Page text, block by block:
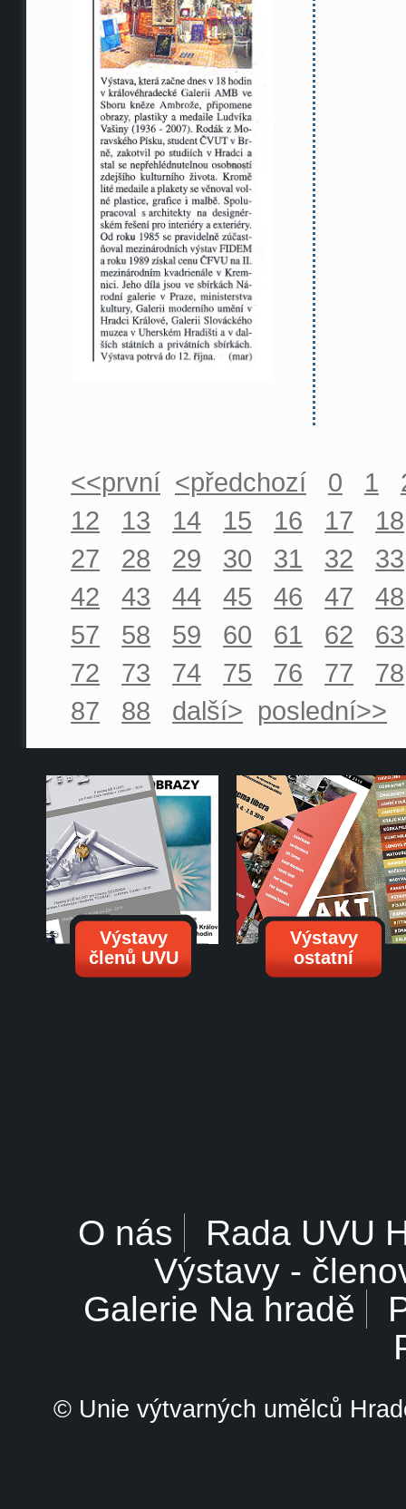
<<první <předchozí 0 1
12
13 14 15 16 17
18
27
28 29 30 31 32
33
42
43 44 45 46 47
48
57
58 59 60 61 62
63
72
73 74 75 76 77
78
87
88 další> poslední>>
Výstavy
členů UVU
Výstavy
ostatní
O nás
Rada UVU
Výstavy -
Galerie Na hradě
© Unie výtvarných umělců